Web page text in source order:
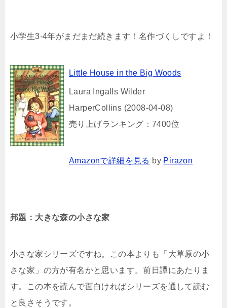
小学生3-4年がまだまだ続きます！名作づくしですよ！
Little House in the Big Woods
Laura Ingalls Wilder
HarperCollins (2008-04-08)
売り上げランキング：7400位
Amazonで詳細を見る by Pirazon
邦題：大きな森の小さな家
小さな家シリーズですね。この本よりも「大草原の小
さな家」の方が有名かと思います。前日譚にあたりま
す。この本を読んで面白ければシリーズを通して読む
と良さそうです。